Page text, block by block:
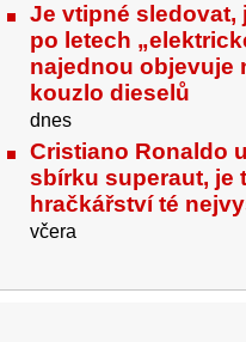
Je vtipné sledovat,
po letech
najednou objevuje
kouzlo dieselů
dnes
Cristiano Ronaldo
sbírku superaut, je
hračkářství té
včera